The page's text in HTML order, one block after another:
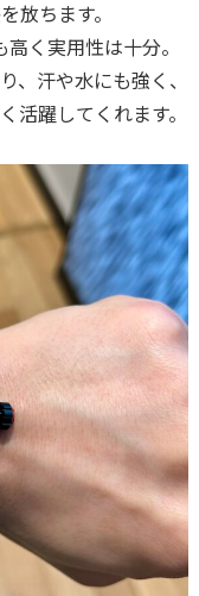
放ちます。
く実用性は十分。
、汗や水にも強く、
活躍してくれます。